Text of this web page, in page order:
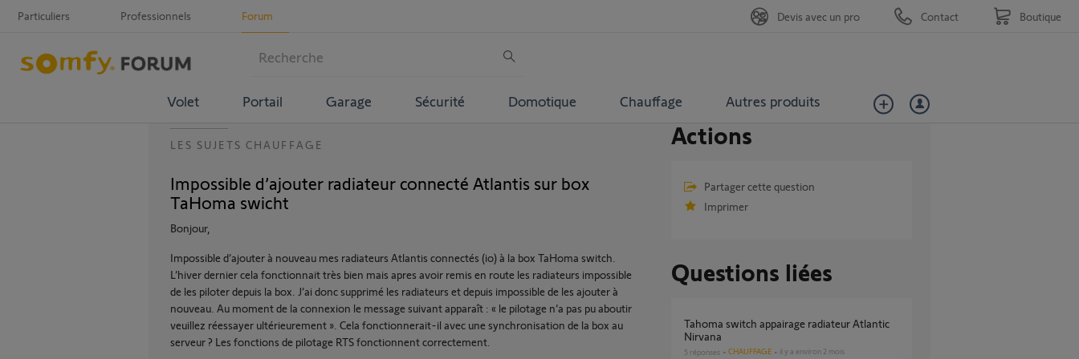
Particuliers Professionnels Forum
Volet Portail Garage Sécurité Domotique Chauffage Autres produits
Devis avec un pro Contact Boutique
LES SUJETS CHAUFFAGE
Impossible d’ajouter radiateur connecté Atlantis sur box
TaHoma swicht
Bonjour,
Impossible d’ajouter à nouveau mes radiateurs Atlantis connectés (io) à la box TaHoma switch.
L’hiver dernier cela fonctionnait très bien mais apres avoir remis en route les radiateurs impossible
de les piloter depuis la box. J’ai donc supprimé les radiateurs et depuis impossible de les ajouter à
nouveau. Au moment de la connexion le message suivant apparaît : « le pilotage n’a pas pu aboutir
veuillez réessayer ultérieurement ». Cela fonctionnerait-il avec une synchronisation de la box au
serveur ? Les fonctions de pilotage RTS fonctionnent correctement.
Actions
Partager cette question
Imprimer
Questions liées
Tahoma switch appairage radiateur Atlantic
Nirvana
5 réponses CHAUFFAGE il y a environ 2 mois